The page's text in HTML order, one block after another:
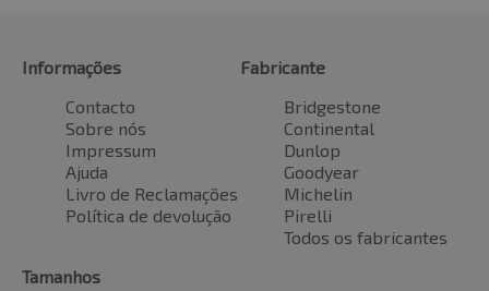
Informações
Contacto
Sobre nós
Impressum
Ajuda
Livro de Reclamações
Política de devolução
Fabricante
Bridgestone
Continental
Dunlop
Goodyear
Michelin
Pirelli
Todos os fabricantes
Tamanhos